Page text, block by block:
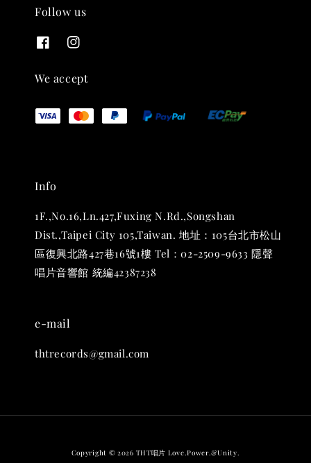
THT 九週年 唱片墊 (2入一組)
NT$ 480
NT$ 580
- +
Follow us
We accept
Info
1F.,No.16,Ln.427,Fuxing N.Rd.,Songshan
Dist.,Taipei City 105,Taiwan. 地址：105台北市松山
區復興北路427巷16號1樓 Tel：02-2509-9633 隱聲
唱片音響館 統編42387238
e-mail
thtrecords@gmail.com
Copyright © 2026 THT唱片 Love.Power.&Unity.